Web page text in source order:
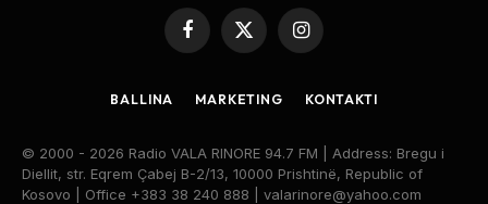
Facebook
X
(Twitter)
Instagram
BALLINA MARKETING KONTAKTI
© 2000 - 2026 Radio VALA RINORE 94.7 FM | Address: Bregu i
Diellit, str. Eqrem Çabej B-2/13, 10000 Prishtinë, Republic of
Kosovo | Office +383 38 240 888 | valarinore@yahoo.com